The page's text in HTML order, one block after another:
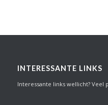
INTERESSANTE LINKS
Interessante links wellicht? Veel